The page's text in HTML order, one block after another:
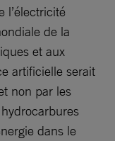
l’électricité
de la
et aux
artificielle serait
non par les
dans le